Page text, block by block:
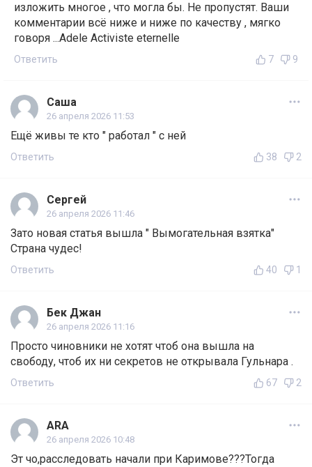
изложить многое , что могла бы. Не пропустят. Ваши
комментарии всё ниже и ниже по качеству , мягко
говоря ...Adele Activiste eternelle
Ответить 7 9
Саша
26 апреля 2026 11:53
Ещё живы те кто " работал " с ней
Ответить 38 2
Сергей
26 апреля 2026 11:46
Зато новая статья вышла " Вымогательная взятка"
Страна чудес!
Ответить 40 1
Бек Джан
26 апреля 2026 11:16
Просто чиновники не хотят чтоб она вышла на
свободу, чтоб их ни секретов не открывала Гульнара .
Ответить 67 2
ARA
26 апреля 2026 10:48
Эт чо,расследовать начали при Каримове???Тогда